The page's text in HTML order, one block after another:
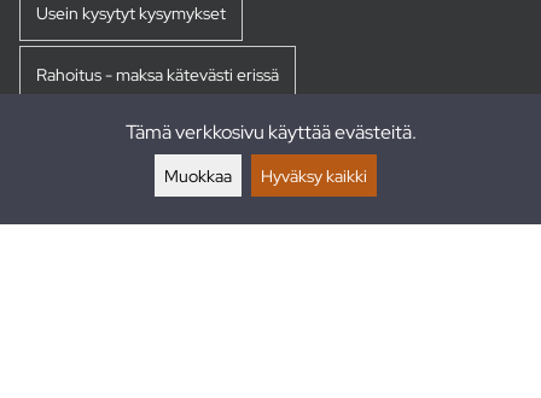
Usein kysytyt kysymykset
Rahoitus - maksa kätevästi erissä
Tämä verkkosivu käyttää evästeitä.
Muokkaa Hyväksy kaikki